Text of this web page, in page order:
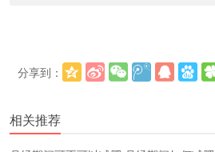
分享到：
相关推荐